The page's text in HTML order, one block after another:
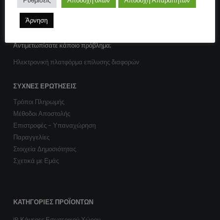
Πολιτική cookies
Αντιμετωπίσατε κάποιο πρόβλημα;
Ηλεκτρονική πλατφόρμα επίλυσης διαφορών
ΣΥΧΝΈΣ ΕΡΩΤΉΣΕΙΣ
Τρόποι Πληρωμής
Μέθοδοι Αποστολής
Επιστροφές - Υπαναχώρηση
Παραγγελίες
Στοιχεία Δημοσιότητας
Σχετικά με Εμάς
ΚΑΤΗΓΟΡΊΕΣ ΠΡΟΪΌΝΤΩΝ
Άρνηση